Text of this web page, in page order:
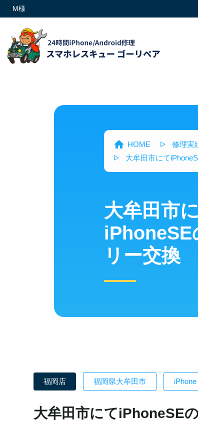
M様
HOME 修理実
大牟田市にて
大牟田市
iPhoneSE
リー交換
福岡店 福岡県大牟田市 iPhone
大牟田市にてiPhoneSE